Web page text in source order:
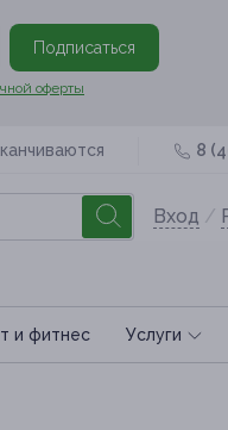
Подписаться
оферты
8
Вход /
и фитнес Услуги